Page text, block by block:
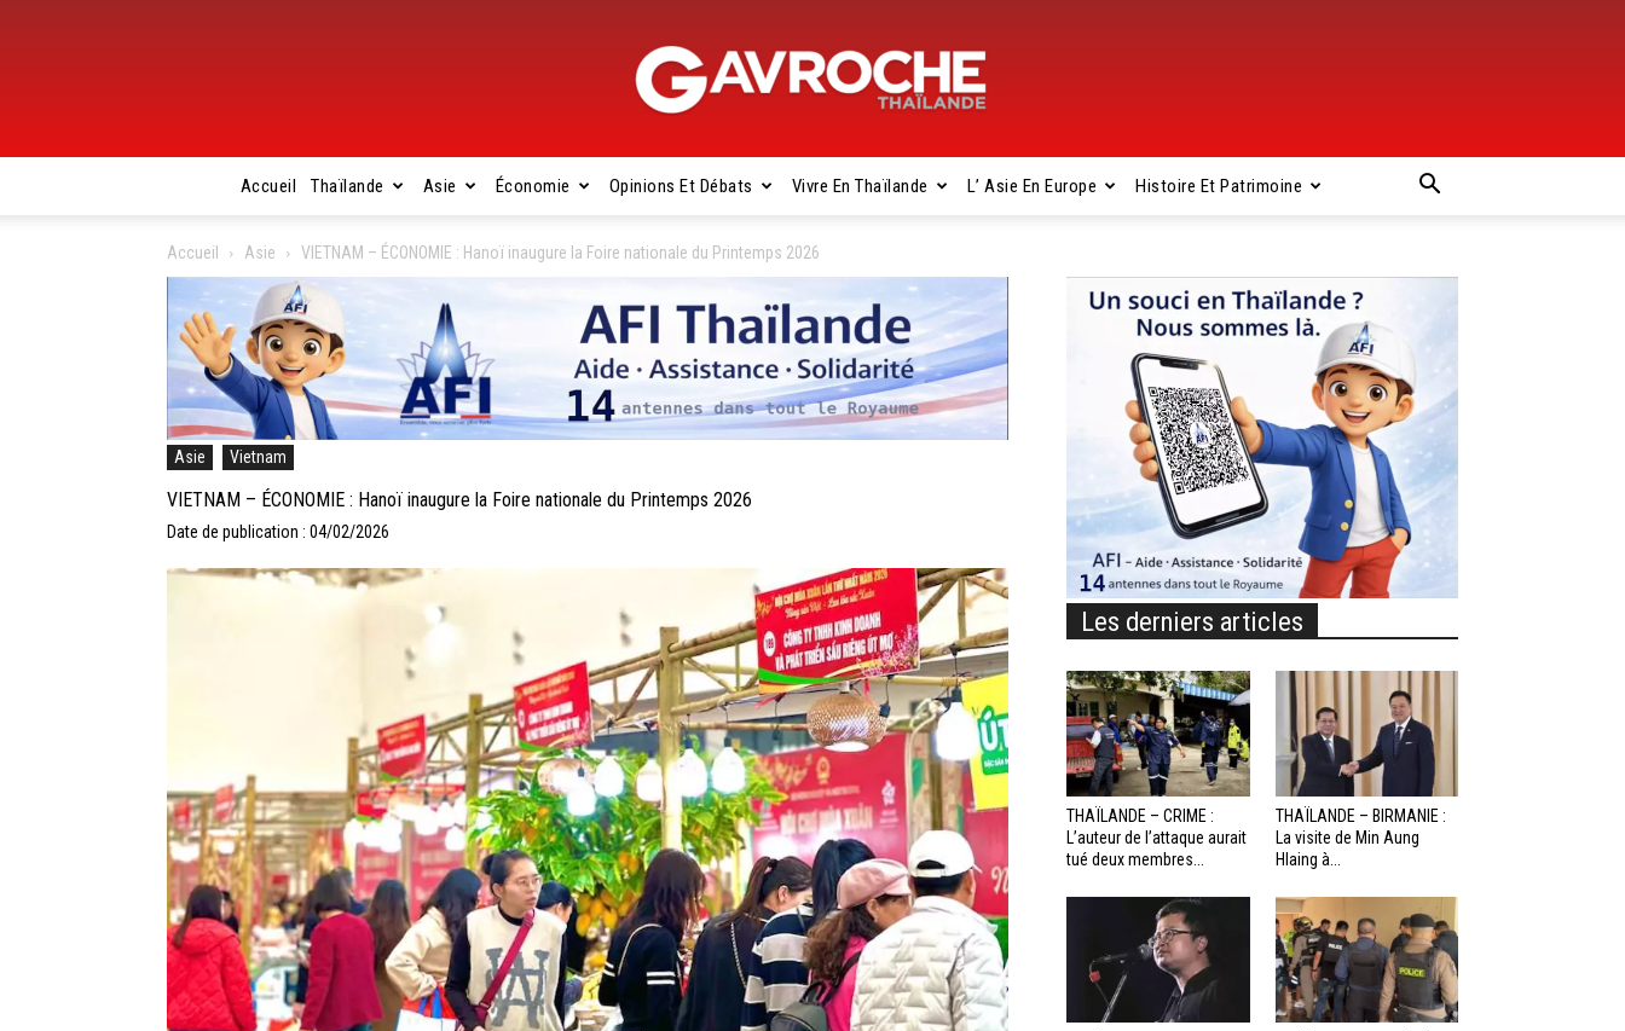
Gavroche
Thaïlande
Accueil Thaïlande Asie Économie Opinions Et Débats Vivre En Thaïlande L’ Asie En Europe Histoire Et Patrimoine
Accueil Asie VIETNAM – ÉCONOMIE : Hanoï inaugure la Foire nationale du Printemps 2026
Asie Vietnam
VIETNAM – ÉCONOMIE : Hanoï inaugure la Foire nationale du Printemps 2026
Date de publication : 04/02/2026
Les derniers articles
THAÏLANDE – CRIME :
L’auteur de l’attaque aurait
tué deux membres...
THAÏLANDE – BIRMANIE :
La visite de Min Aung
Hlaing à...